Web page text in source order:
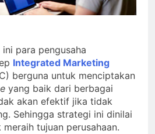
para pengusaha
Integrated Marketing
berguna untuk menciptakan
yang baik dari berbagai
akan efektif jika tidak
Sehingga strategi ini dinilai
tujuan perusahaan.